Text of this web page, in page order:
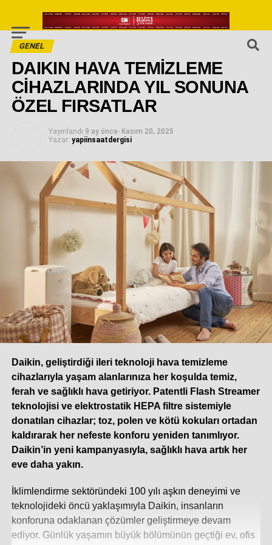
GENEL
DAIKIN HAVA TEMİZLEME
CİHAZLARINDA YIL SONUNA
ÖZEL FIRSATLAR
Yayınlandı 9 ay önce- Kasım 20, 2025
Yazar: yapiinsaatdergisi
Daikin, geliştirdiği ileri teknoloji hava temizleme
cihazlarıyla yaşam alanlarınıza her koşulda temiz,
ferah ve sağlıklı hava getiriyor. Patentli Flash Streamer
teknolojisi ve elektrostatik HEPA filtre sistemiyle
donatılan cihazlar; toz, polen ve kötü kokuları ortadan
kaldırarak her nefeste konforu yeniden tanımlıyor.
Daikin’in yeni kampanyasıyla, sağlıklı hava artık her
eve daha yakın.
İklimlendirme sektöründeki 100 yılı aşkın deneyimi ve
teknolojideki öncü yaklaşımıyla Daikin, insanların
konforuna odaklanan çözümler geliştirmeye devam
ediyor. Günlük yaşamın büyük bölümünün geçtiği ev, ofis